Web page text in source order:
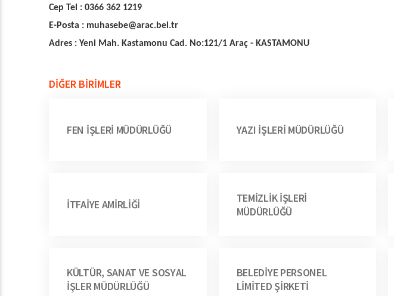
Cep Tel : 0366 362 1219
E-Posta : muhasebe@arac.bel.tr
Adres : Yeni Mah. Kastamonu Cad. No:121/1 Araç - KASTAMONU
DİĞER BİRİMLER
FEN İŞLERİ MÜDÜRLÜĞÜ YAZI İŞLERİ MÜDÜRLÜĞÜ
İTFAİYE AMİRLİĞİ
TEMİZLİK İŞLERİ
MÜDÜRLÜĞÜ
KÜLTÜR, SANAT VE SOSYAL
İŞLER MÜDÜRLÜĞÜ
BELEDİYE PERSONEL
LİMİTED ŞİRKETİ